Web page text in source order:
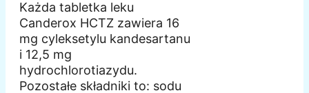
Każda tabletka leku
Canderox HCTZ zawiera 16
mg cyleksetylu kandesartanu
i 12,5 mg
hydrochlorotiazydu.
Pozostałe składniki to: sodu